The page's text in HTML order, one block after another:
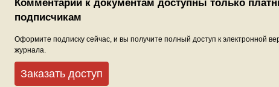
Комментарии к документам доступны только
подписчикам
Оформите подписку сейчас, и вы получите полный доступ к электронной
журнала.
Заказать доступ